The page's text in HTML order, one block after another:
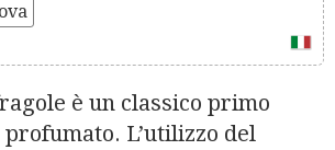
è un classico primo
L’utilizzo del